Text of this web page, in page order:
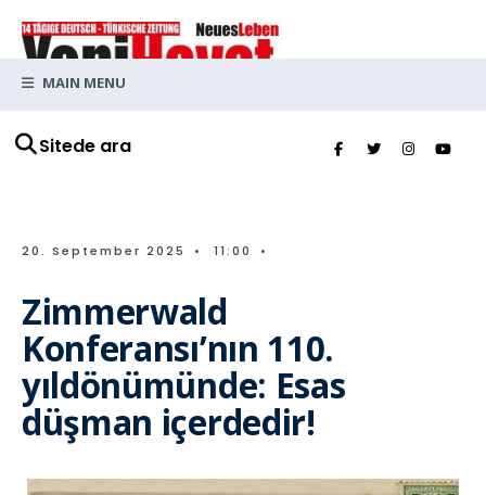
Sitede ara
MAIN MENU
20. September 2025 • 11:00 •
Zimmerwald
Konferansı’nın 110.
yıldönümünde: Esas
düşman içerdedir!